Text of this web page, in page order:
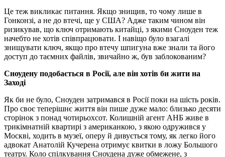
Це теж викликає питання. Якщо знищив, то чому лише в
Гонконзі, а не до втечі, ще у США? Адже таким чином він
ризикував, що ключ отримають китайці, з якими Сноуден теж
начебто не хотів співпрацювати. І навіщо було взагалі
знищувати ключ, якщо про втечу шпигуна вже знали та його
доступ до таємних файлів, звичайно ж, був заблокованим?
Сноудену подобається в Росії, але він хотів би жити на
Заході
Як би не було, Сноуден затримався в Росії поки на шість років.
Про своє теперішнє життя він пише дуже мало: близько десяти
сторінок з понад чотирьохсот. Колишній агент АНБ живе в
трикімнатній квартирі з американкою, з якою одружився у
Москві, ходить в музеї, оперу й дивується тому, як легко його
адвокат Анатолій Кучерена отримує квитки в ложу Большого
театру. Коло спілкування Сноудена дуже обмежене, з